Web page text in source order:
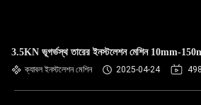
3.5KN ভূগর্ভস্থ তারের ইনস্টলেশন মেশিন 10mm-
ক্যাবল ইনস্টলেশন মেশিন 2025-04-24